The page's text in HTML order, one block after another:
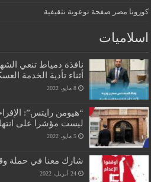
كورونا مصر صفحة توعوية تثقيفية
اسلاميات
نافذة دمياط تنعي
أثناء تأدية الخدمة
8 مايو، 2022
“هيومن رايتس”:
ليست مؤشرا على
5 مايو، 2022
شارك معنا في حملة
24 أبريل، 2022